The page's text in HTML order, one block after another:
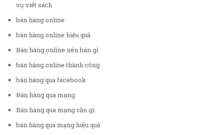
vụ viết sách
bán hàng online
bán hàng online hiệu quả
Bán hàng online nên bán gì
bán hàng online thành công
bán hàng qua facebook
Bán hàng qua mạng
Bán hàng qua mạng cần gì
bán hàng qua mạng hiệu quả